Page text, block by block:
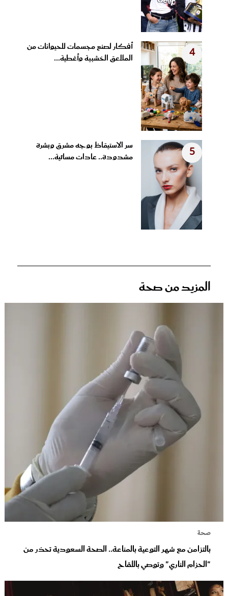
4
أفكار لصنع مجسمات للحيوانات من
الملاعق الخشبية وأغطية...
5
سر الاستيقاظ بوجه مشرق وبشرة
مشدودة.. عادات مسائية...
المزيد من صحة
صحة
بالتزامن مع شهر التوعية بالمناعة.. الصحة السعودية تحذر من
"الحزام الناري" وتوصي باللقاح